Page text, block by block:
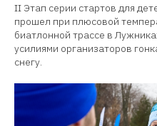
II Этап серии стартов для
прошел при плюсовой
биатлонной трассе в
усилиями организаторов
снегу.